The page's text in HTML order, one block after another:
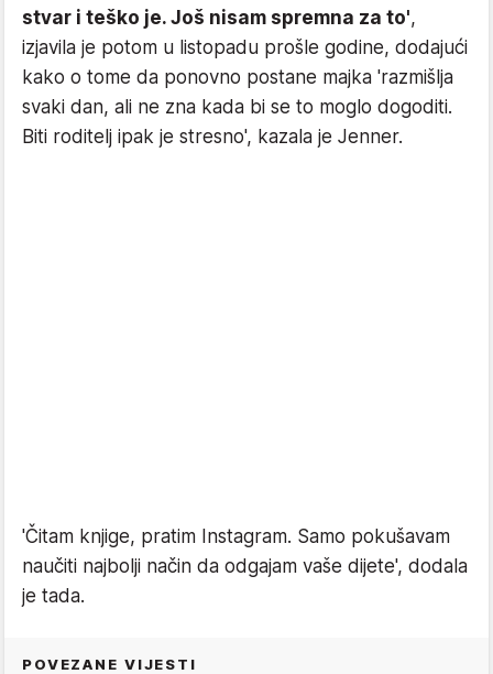
stvar i teško je. Još nisam spremna za to',
izjavila je potom u listopadu prošle godine, dodajući
kako o tome da ponovno postane majka 'razmišlja
svaki dan, ali ne zna kada bi se to moglo dogoditi.
Biti roditelj ipak je stresno', kazala je Jenner.
'Čitam knjige, pratim Instagram. Samo pokušavam
naučiti najbolji način da odgajam vaše dijete', dodala
je tada.
POVEZANE VIJESTI